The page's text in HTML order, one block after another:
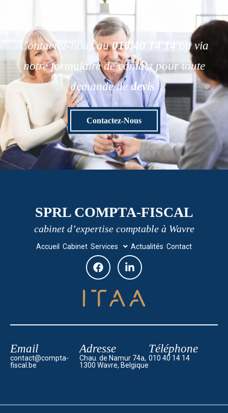
Contactez-nous au010 40 14 14
ou via
notre formulaire de contact pour toute
demande de devis.
Contactez-Nous
SPRL COMPTA-FISCAL
cabinet d’expertise comptable à Wavre
Accueil Cabinet Services Actualités Contact
Email
contact@compta-
fiscal.be
Adresse
Chau. de Namur 74a,
1300 Wavre, Belgique
Téléphone
010 40 14 14